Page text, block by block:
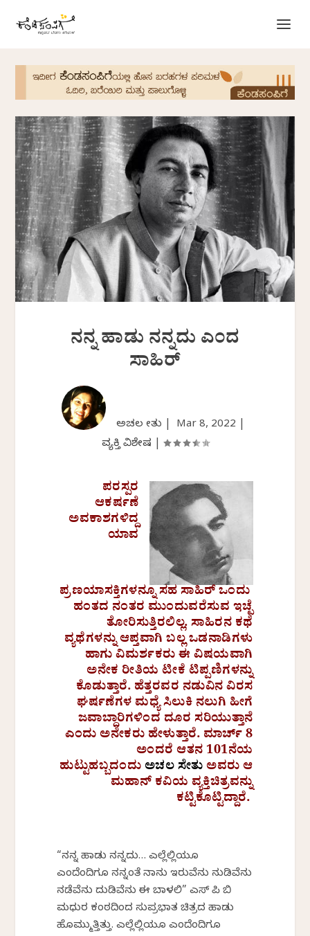
ನನ್ನ ಹಾಡು ನನ್ನದು ಎಂದ
ಸಾಹಿರ್
ಅಚಲ ಸೇತು | Mar 8, 2022
ವ್ಯಕ್ತಿ ವಿಶೇಷ
ಪರಸ್ಪರ
ಆಕರ್ಷಣೆ
ಅವಕಾಶಗಳಿದ್ದ
ಯಾವ
ಪ್ರಣಯಾಸಕ್ತಿಗಳನ್ನೂ ಸಹ ಸಾಹಿರ್ ಒಂದು
ಹಂತದ ನಂತರ ಮುಂದುವರೆಸುವ ಇಚ್ಛೆ
ತೋರಿಸುತ್ತಿರಲಿಲ್ಲ. ಸಾಹಿರನ ಕಥೆ
ವ್ಯಥೆಗಳನ್ನು ಆಪ್ತವಾಗಿ ಬಲ್ಲ ಒಡನಾಡಿಗಳು
ಹಾಗು ವಿಮರ್ಶಕರು ಈ ವಿಷಯವಾಗಿ
ಅನೇಕ ರೀತಿಯ ಟೀಕೆ ಟಿಪ್ಪಣಿಗಳನ್ನು
ಕೊಡುತ್ತಾರೆ. ಹೆತ್ತರವರ ನಡುವಿನ ವಿರಸ
ಘರ್ಷಣೆಗಳ ಮಧ್ಯೆ ಸಿಲುಕಿ ನಲುಗಿ ಹೀಗೆ
ಜವಾಬ್ದಾರಿಗಳಿಂದ ದೂರ ಸರಿಯುತ್ತಾನೆ
ಎಂದು ಅನೇಕರು ಹೇಳುತ್ತಾರೆ. ಮಾರ್ಚ್ 8
ಅಂದರೆ ಆತನ 101ನೆಯ
ಹುಟ್ಟುಹಬ್ಬದಂದು ಅಚಲ ಸೇತು ಅವರು ಆ
ಮಹಾನ್ ಕವಿಯ ವ್ಯಕ್ತಿಚಿತ್ರವನ್ನು
ಕಟ್ಟಿಕೊಟ್ಟಿದ್ದಾರೆ.
“ನನ್ನ ಹಾಡು ನನ್ನದು… ಎಲ್ಲೆಲ್ಲಿಯೂ
ಎಂದೆಂದಿಗೂ ನನ್ನಂತೆ ನಾನು ಇರುವೆನು ನುಡಿವೆನು
ನಡೆವೆನು ದುಡಿವೆನು ಈ ಬಾಳಲಿ” ಎಸ್ ಪಿ ಬಿ
ಮಧುರ ಕಂಠದಿಂದ ಸುಪ್ರಭಾತ ಚಿತ್ರದ ಹಾಡು
ಹೊಮ್ಮುತ್ತಿತ್ತು. ಎಲ್ಲೆಲ್ಲಿಯೂ ಎಂದೆಂದಿಗೂ